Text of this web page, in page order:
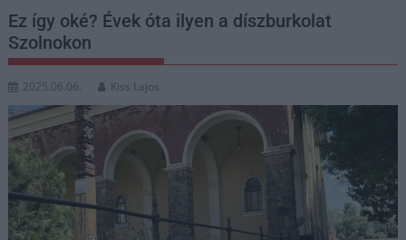
Ez így oké? Évek óta ilyen a díszburkolat
Szolnokon
2025.06.06. Kiss Lajos